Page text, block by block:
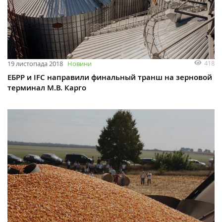
19 листопада 2018 Новини 418
ЕБРР и IFC направили финальный транш на зерновой
терминал М.В. Карго